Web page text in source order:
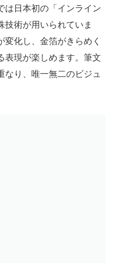
は日本初の「インライン
技術が用いられていま
化し、金箔がきらめく
表現が楽しめます。筆文
り、唯一無二のビジュ